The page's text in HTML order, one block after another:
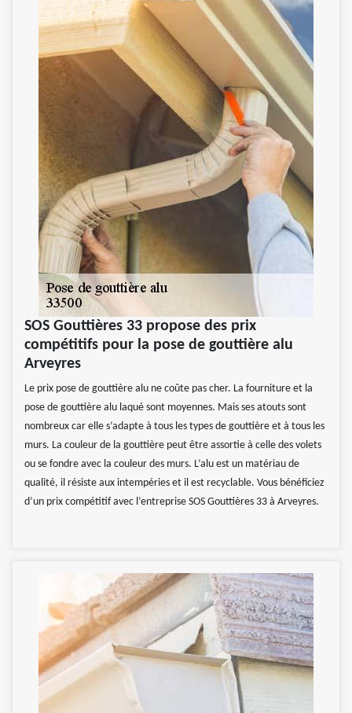
SOS Gouttières 33 propose des prix
compétitifs pour la pose de gouttière alu
Arveyres
Le prix pose de gouttière alu ne coûte pas cher. La fourniture et la
pose de gouttière alu laqué sont moyennes. Mais ses atouts sont
nombreux car elle s’adapte à tous les types de gouttière et à tous les
murs. La couleur de la gouttière peut être assortie à celle des volets
ou se fondre avec la couleur des murs. L’alu est un matériau de
qualité, il résiste aux intempéries et il est recyclable. Vous bénéficiez
d’un prix compétitif avec l’entreprise SOS Gouttières 33 à Arveyres.